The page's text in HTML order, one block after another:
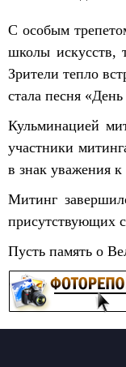
С особым
школы искусств,
Зрители тепло
стала песня
Кульминацией
участники
в знак уважения
Митинг
присутствующих
Пусть память о